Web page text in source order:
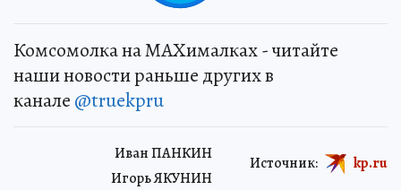
Комсомолка на MAXималках - читайте
наши новости раньше других в
канале @truekpru
Иван ПАНКИН
Игорь ЯКУНИН
Источник: kp.ru